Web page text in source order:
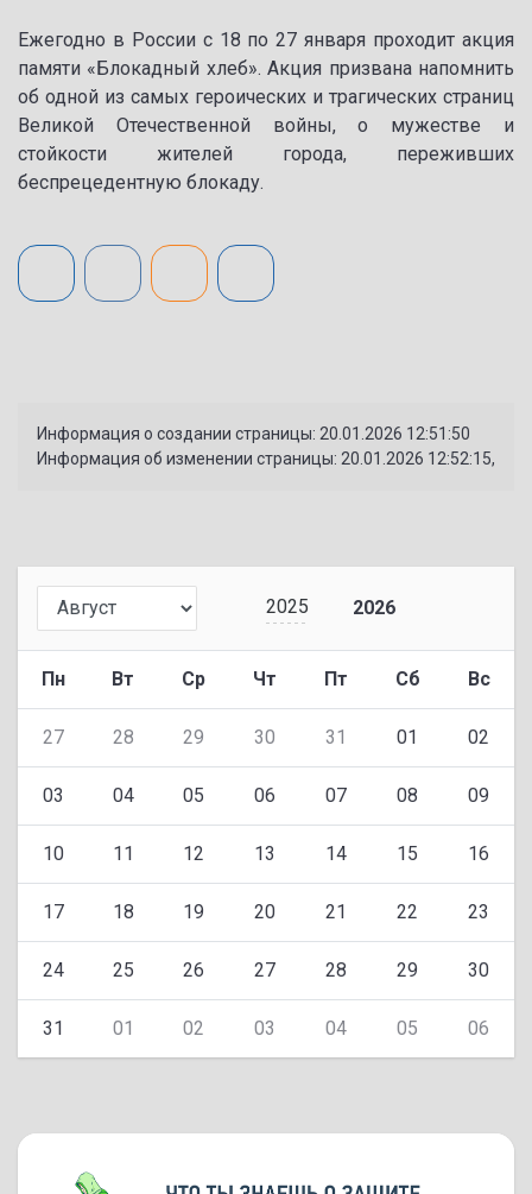
2025 2026
Пн Вт Ср Чт Пт Сб Вс
27 28 29 30 31 01 02
03 04 05 06 07 08 09
10 11 12 13 14 15 16
17 18 19 20 21 22 23
24 25 26 27 28 29 30
31 01 02 03 04 05 06
Ежегодно в России с 18 по 27 января проходит акция
памяти «Блокадный хлеб». Акция призвана напомнить
об одной из самых героических и трагических страниц
Великой Отечественной войны, о мужестве и
стойкости жителей города, переживших
беспрецедентную блокаду.
Информация о создании страницы: 20.01.2026 12:51:50
Информация об изменении страницы: 20.01.2026 12:52:15,